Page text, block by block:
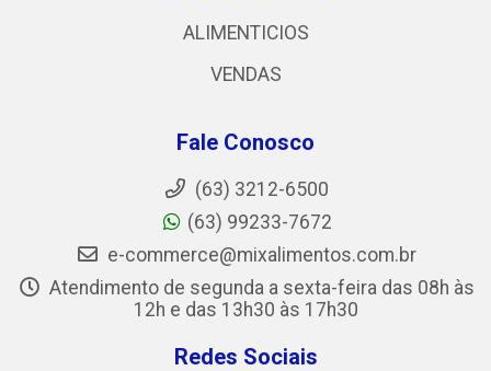
ALIMENTICIOS
VENDAS
Fale Conosco
(63) 3212-6500
(63) 99233-7672
e-commerce@mixalimentos.com.br
Atendimento de segunda a sexta-feira das 08h às
12h e das 13h30 às 17h30
Redes Sociais